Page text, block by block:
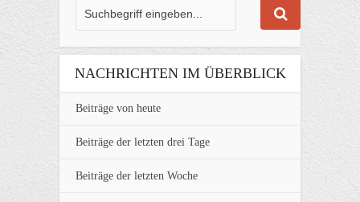
NACHRICHTEN IM ÜBERBLICK
Beiträge von heute
Beiträge der letzten drei Tage
Beiträge der letzten Woche